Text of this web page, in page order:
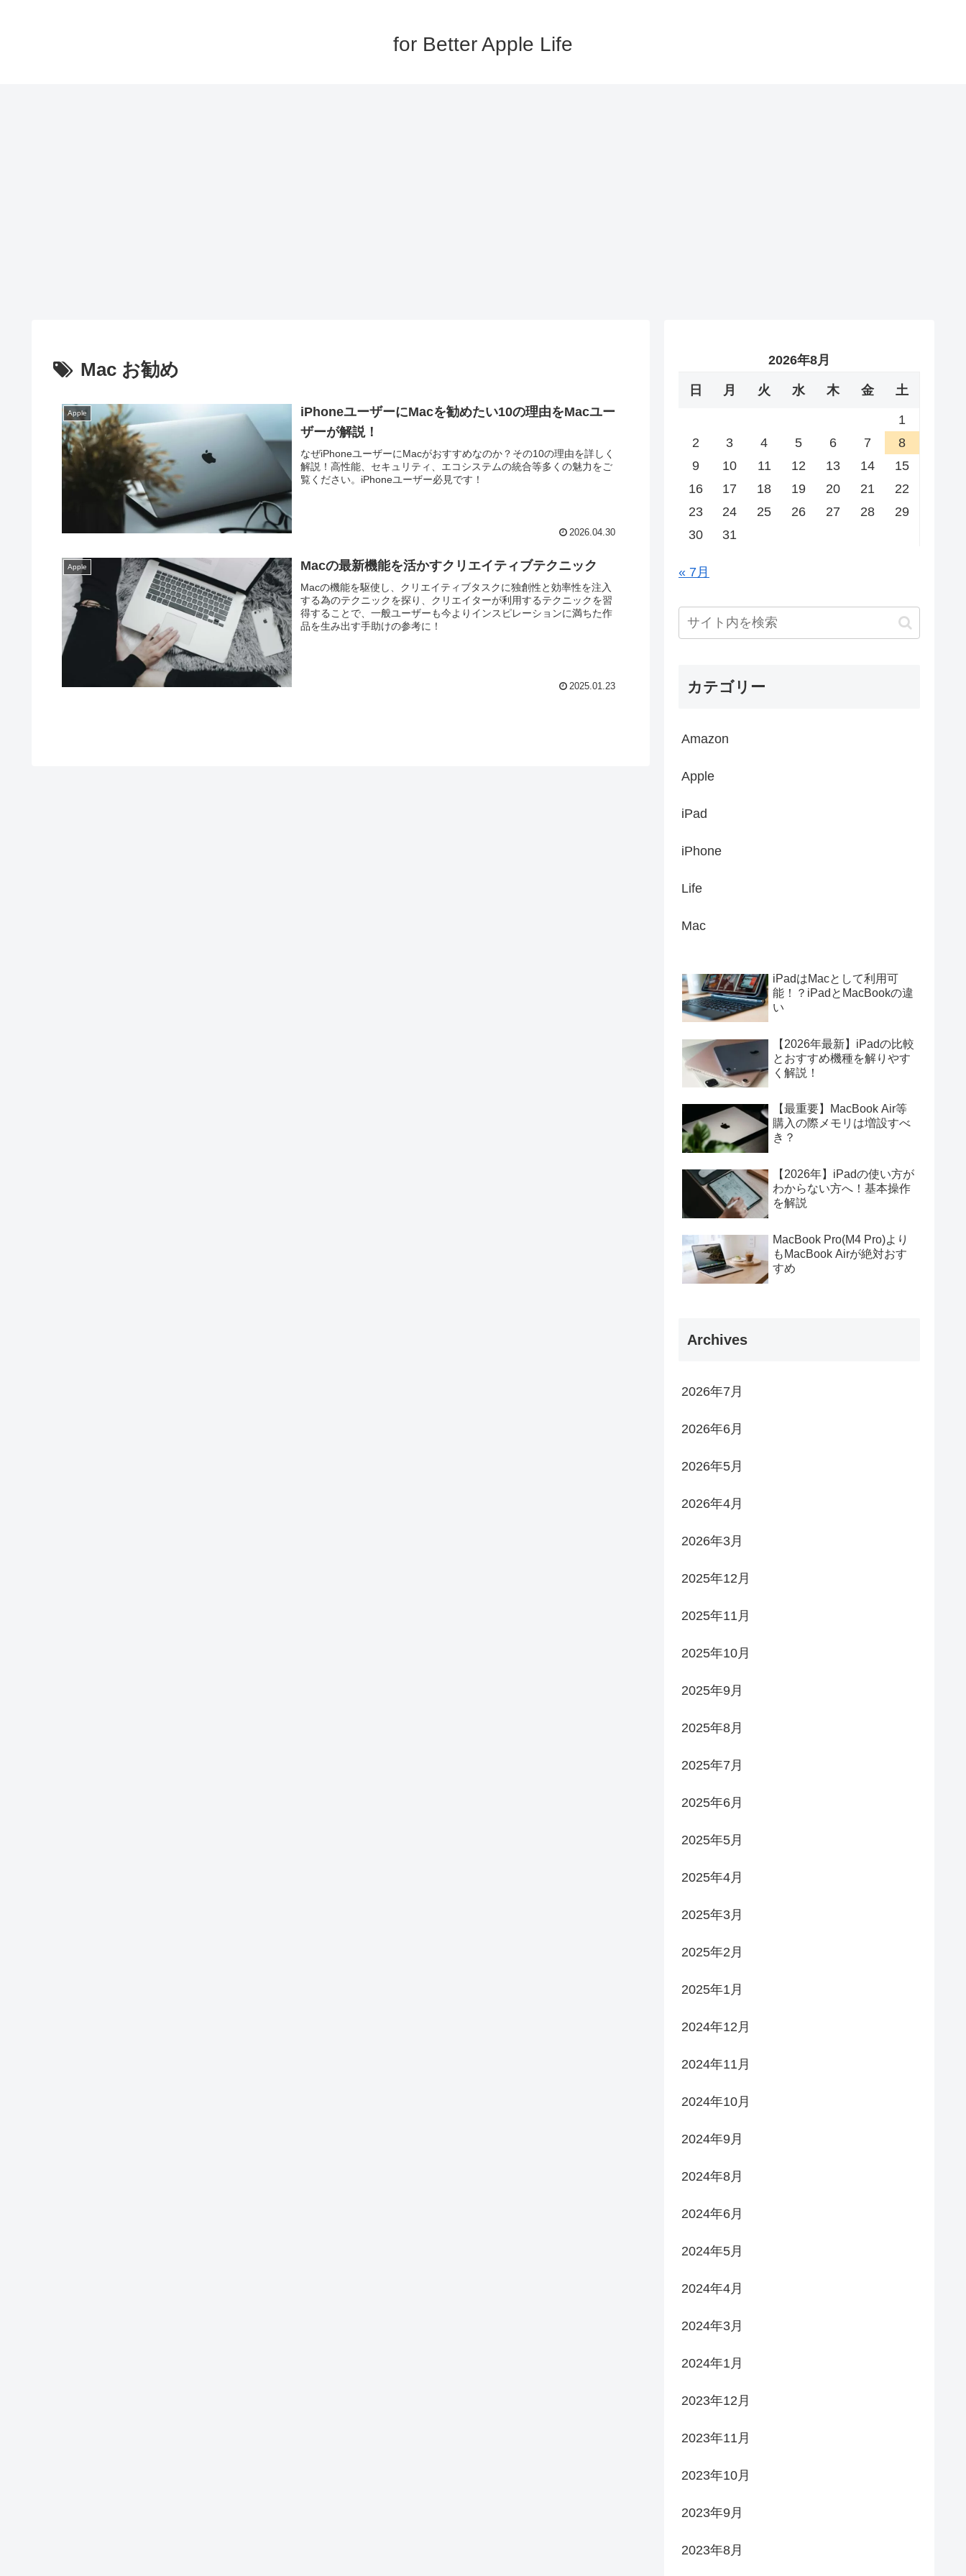
for Better Apple Life
Mac お勧め
Apple
iPhoneユーザーにMacを勧めたい10の理由をMacユー
ザーが解説！
なぜiPhoneユーザーにMacがおすすめなのか？その10の理由を詳しく
解説！高性能、セキュリティ、エコシステムの統合等多くの魅力をご
覧ください。iPhoneユーザー必見です！
2026.04.30
Apple Macの最新機能を活かすクリエイティブテクニック
Macの機能を駆使し、クリエイティブタスクに独創性と効率性を注入
する為のテクニックを探り、クリエイターが利用するテクニックを習
得することで、一般ユーザーも今よりインスピレーションに満ちた作
品を生み出す手助けの参考に！
2025.01.23
2026年8月
日 月 火 水 木 金 土
1
2
3 4 5 6 7
8
9
10 11 12 13 14
15
16
17 18 19 20 21
22
23
24 25 26 27 28
29
30
31
« 7月
カテゴリー
Amazon
Apple
iPad
iPhone
Life
Mac
iPadはMacとして利用可
能！？iPadとMacBookの違
い
【2026年最新】iPadの比較
とおすすめ機種を解りやす
く解説！
【最重要】MacBook Air等
購入の際メモリは増設すべ
き？
【2026年】iPadの使い方が
わからない方へ！基本操作
を解説
MacBook Pro(M4 Pro)より
もMacBook Airが絶対おす
すめ
Archives
2026年7月
2026年6月
2026年5月
2026年4月
2026年3月
2025年12月
2025年11月
2025年10月
2025年9月
2025年8月
2025年7月
2025年6月
2025年5月
2025年4月
2025年3月
2025年2月
2025年1月
2024年12月
2024年11月
2024年10月
2024年9月
2024年8月
2024年6月
2024年5月
2024年4月
2024年3月
2024年1月
2023年12月
2023年11月
2023年10月
2023年9月
2023年8月